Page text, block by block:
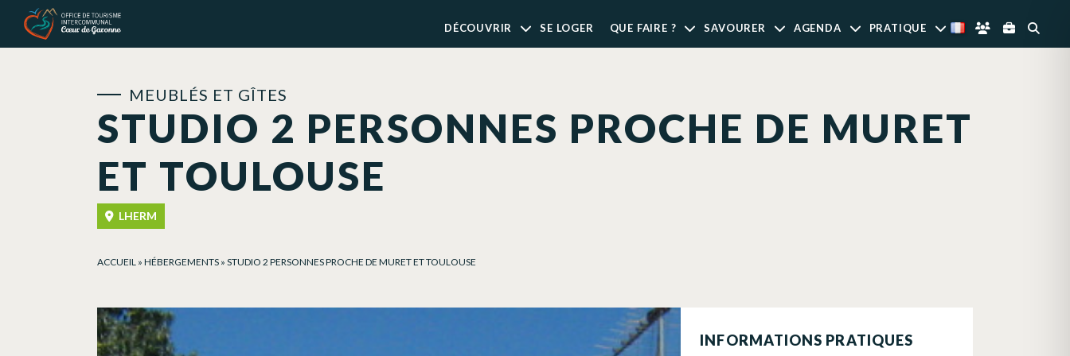
DÉCOUVRIR SE LOGER QUE FAIRE ? SAVOURER AGENDA PRATIQUE
STUDIO 2 PERSONNES PROCHE DE MURET
ET TOULOUSE
MEUBLÉS ET GÎTES
LHERM
ACCUEIL » HÉBERGEMENTS » STUDIO 2 PERSONNES PROCHE DE MURET ET TOULOUSE
INFORMATIONS PRATIQUES
Panneau de gestion des cookies